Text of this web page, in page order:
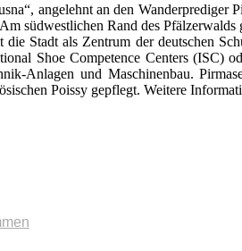
angelehnt an den
südwestlichen Rand des
Stadt als Zentrum der deutschen
Shoe Competence Centers (ISC)
Anlagen und Maschinenbau.
Poissy gepflegt. Weitere